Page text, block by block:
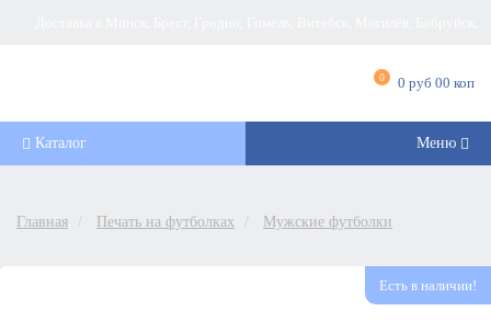
Барановичи, Новополоцк, Пинск, Борисов, Мозырь, Полоцк, Слоним, Лида,
0 0 руб 00 коп
Каталог Меню
Главная Печать на футболках Мужские футболки
Есть в наличии!